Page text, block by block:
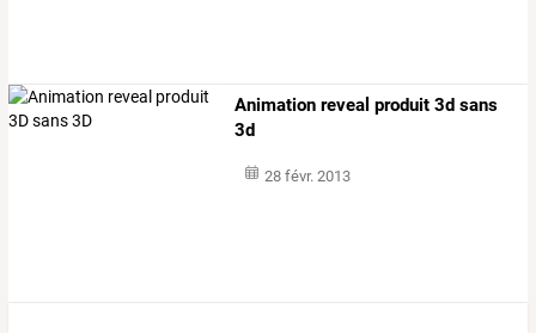
Animation reveal produit 3d sans
3d
28 févr. 2013